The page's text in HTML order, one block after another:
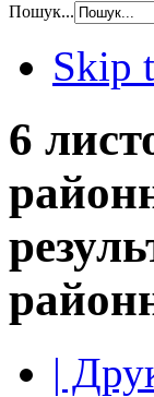
Пошук...
Skip
6
|